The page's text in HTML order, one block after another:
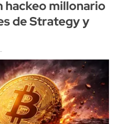
hackeo millonario
de Strategy y